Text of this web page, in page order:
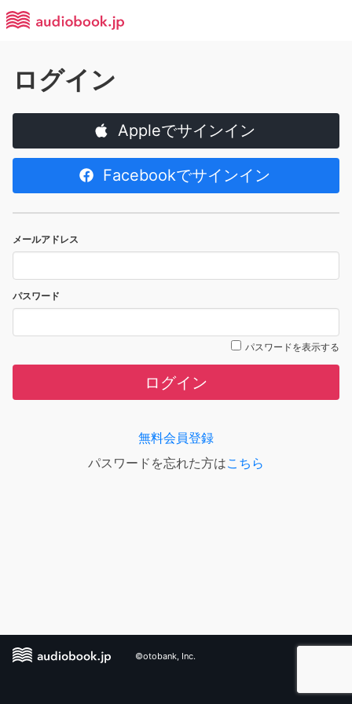
ログイン
Appleでサインイン
Facebookでサインイン
メールアドレス
パスワード
パスワードを表示する
ログイン
無料会員登録
パスワードを忘れた方はこちら
©otobank, Inc.